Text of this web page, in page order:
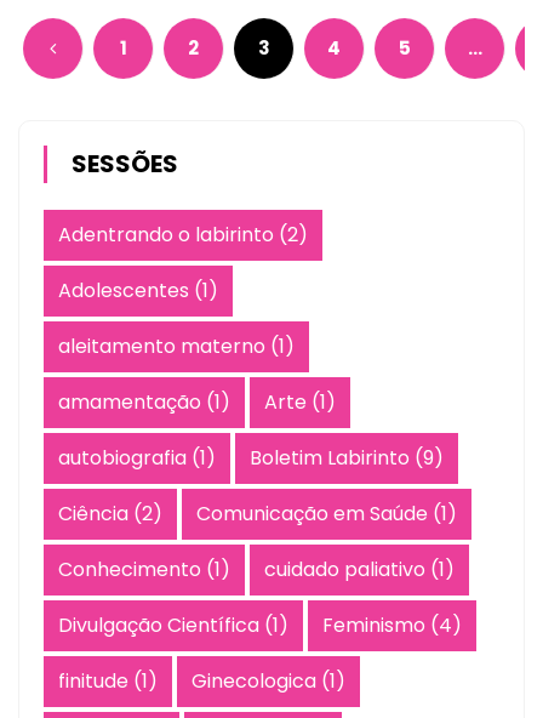
1 2 3 4 5 …
SESSÕES
Adentrando o labirinto (2)
Adolescentes (1)
aleitamento materno (1)
amamentação (1) Arte (1)
autobiografia (1) Boletim Labirinto (9)
Ciência (2) Comunicação em Saúde (1)
Conhecimento (1) cuidado paliativo (1)
Divulgação Científica (1) Feminismo (4)
finitude (1) Ginecologica (1)